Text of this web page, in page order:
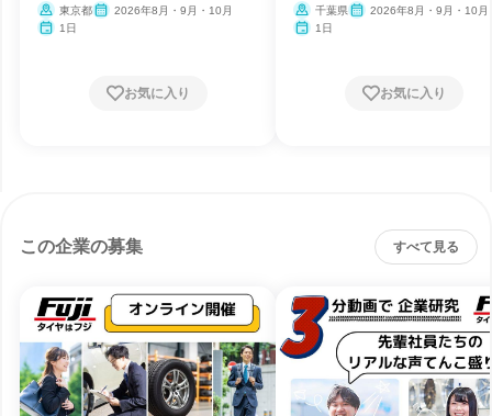
東京都
2026年8月・9月・10月
1日
お気に入り
千葉県
2026年8月・9月・10月
1日
お気に入り
この企業の募集 すべて見る